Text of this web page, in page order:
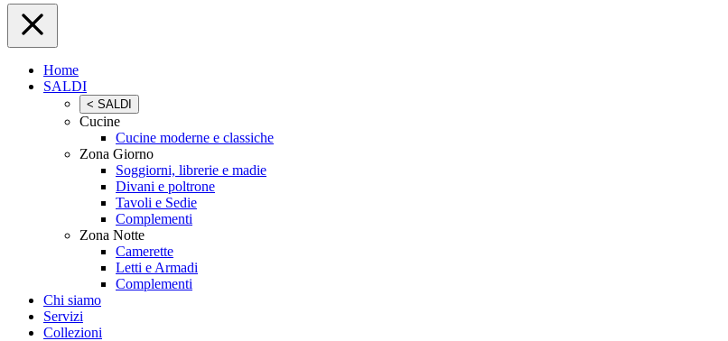
Home
SALDI
< SALDI
Cucine
Cucine moderne e classiche
Zona Giorno
Soggiorni, librerie e madie
Divani e poltrone
Tavoli e Sedie
Complementi
Zona Notte
Camerette
Letti e Armadi
Complementi
Chi siamo
Servizi
Collezioni